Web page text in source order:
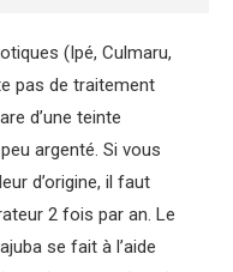
(Ipé, Culmaru,
pas de traitement
d’une teinte
argenté. Si vous
d’origine, il faut
2 fois par an. Le
se fait à l’aide